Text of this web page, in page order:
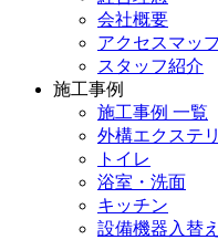
会社概要
アクセスマッ
スタッフ紹介
施工事例
施工事例 一覧
外構エクステ
トイレ
浴室・洗面
キッチン
設備機器入替え